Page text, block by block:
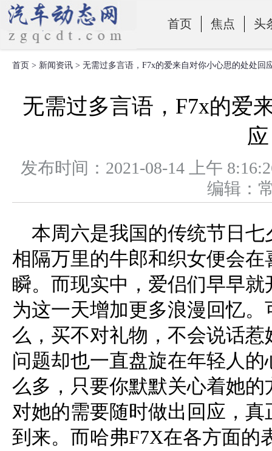
首页 焦点 头
零部件
首页 > 新闻资讯 > 无需过多言语，F7x的爱来自对你小心思的处处回
无需过多言语，F7x的爱
应
发布时间：2021-08-14 上午
编辑
本周六是我国的传统节日
相隔万里的牛郎和织女便会
瞬。而现实中，爱侣们早早
为这一天增加更多浪漫回忆
么，买不对礼物，不会说
问题却也一直盘旋在年轻人
么多，只要你默默关心着她
对她的需要随时做出回应，
到来。而哈弗F7X在各方面的